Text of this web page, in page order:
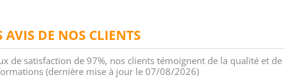
AVIS DE NOS CLIENTS
de satisfaction de 97%, nos clients témoignent de la qualité et de
(dernière mise à jour le 07/08/2026)